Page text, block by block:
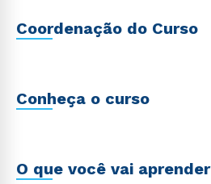
Coordenação do Curso
Conheça o curso
O que você vai aprender